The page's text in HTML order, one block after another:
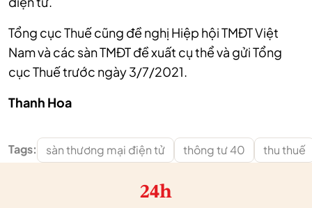
Tổng cục Thuế cũng đề nghị Hiệp hội TMĐT Việt
Nam và các sàn TMĐT đề xuất cụ thể và gửi Tổng
cục Thuế trước ngày 3/7/2021.
Thanh Hoa
Tags: sàn thương mại điện tử thông tư 40 thu thuế
24h